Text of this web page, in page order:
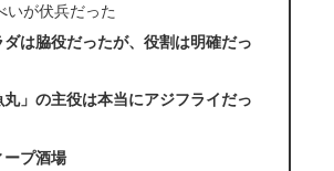
いが伏兵だった
は脇役だったが、役割は明確だっ
丸」の主役は本当にアジフライだっ
ープ酒場